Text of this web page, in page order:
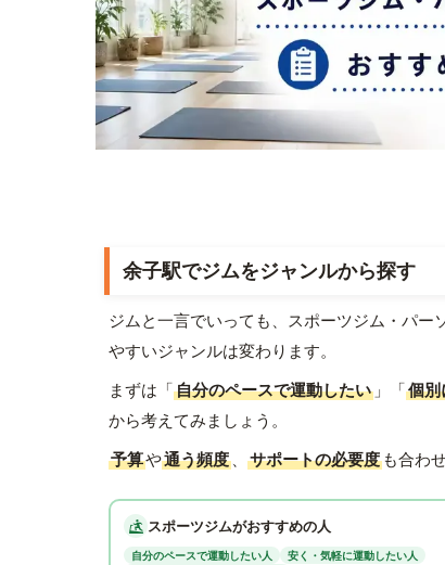
余子駅でジムをジャンルから探す
ジムと一言でいっても、スポーツジム・パ
やすいジャンルは変わります。
まずは「自分のペースで運動したい 」「個別
から考えてみましょう。
予算や通う頻度 、 サポートの必要度 も合わ
スポーツジムがおすすめの人
自分のペースで運動したい人
安く・気軽に運動したい人